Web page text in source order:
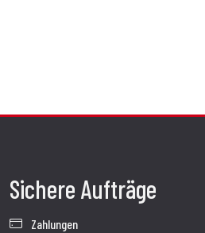
Sichere Aufträge
Zahlungen